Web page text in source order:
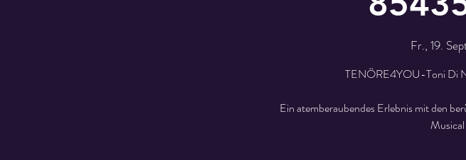
Fr., 19.
TENÖRE4YOU-Toni Di
Ein atemberaubendes Erlebnis mit den